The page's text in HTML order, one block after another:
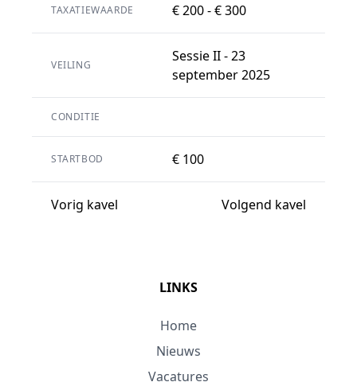
TAXATIEWAARDE € 200 - € 300
VEILING
Sessie II - 23
september 2025
CONDITIE
STARTBOD € 100
Vorig kavel Volgend kavel
LINKS
Home
Nieuws
Vacatures